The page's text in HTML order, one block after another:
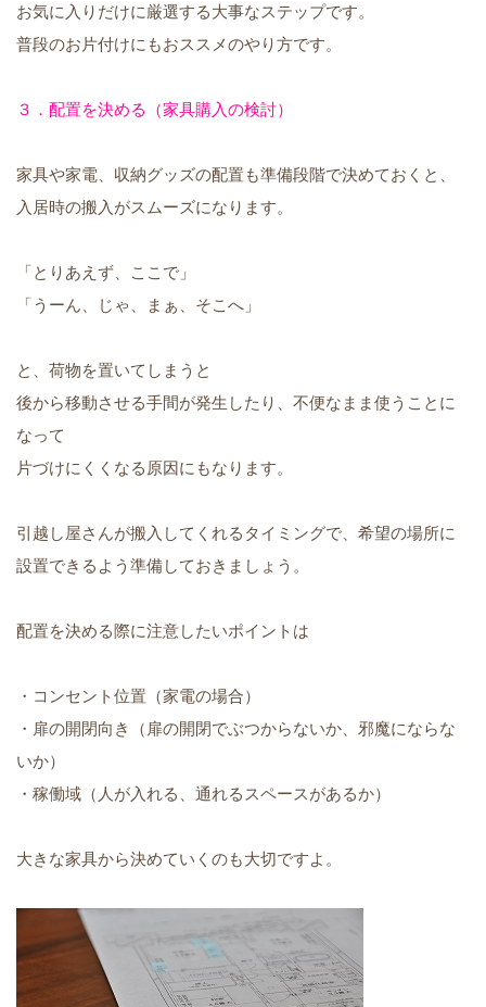
お気に入りだけに厳選する大事なステップです。
普段のお片付けにもおススメのやり方です。
３．配置を決める（家具購入の検討）
家具や家電、収納グッズの配置も準備段階で決めておくと、
入居時の搬入がスムーズになります。
「とりあえず、ここで」
「うーん、じゃ、まぁ、そこへ」
と、荷物を置いてしまうと
後から移動させる手間が発生したり、不便なまま使うことに
なって
片づけにくくなる原因にもなります。
引越し屋さんが搬入してくれるタイミングで、希望の場所に
設置できるよう準備しておきましょう。
配置を決める際に注意したいポイントは
・コンセント位置（家電の場合）
・扉の開閉向き（扉の開閉でぶつからないか、邪魔にならな
いか）
・稼働域（人が入れる、通れるスペースがあるか）
大きな家具から決めていくのも大切ですよ。